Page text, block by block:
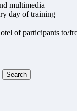
multimedia
day of training
of participants to/